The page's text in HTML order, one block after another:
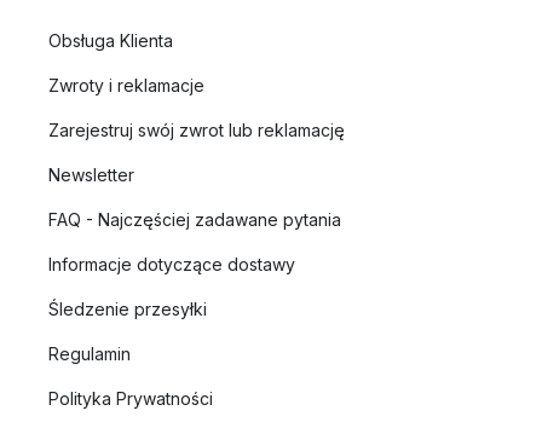
Obsługa Klienta
Zwroty i reklamacje
Zarejestruj swój zwrot lub reklamację
Newsletter
FAQ - Najczęściej zadawane pytania
Informacje dotyczące dostawy
Śledzenie przesyłki
Regulamin
Polityka Prywatności